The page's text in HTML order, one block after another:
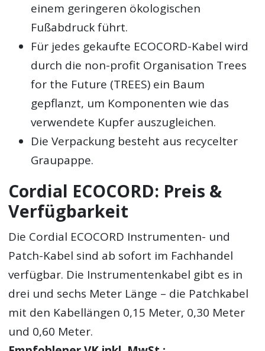
einem geringeren ökologischen
Fußabdruck führt.
Für jedes gekaufte ECOCORD-Kabel wird
durch die non-profit Organisation Trees
for the Future (TREES) ein Baum
gepflanzt, um Komponenten wie das
verwendete Kupfer auszugleichen.
Die Verpackung besteht aus recycelter
Graupappe.
Cordial ECOCORD: Preis &
Verfügbarkeit
Die Cordial ECOCORD Instrumenten- und
Patch-Kabel sind ab sofort im Fachhandel
verfügbar. Die Instrumentenkabel gibt es in
drei und sechs Meter Länge – die Patchkabel
mit den Kabellängen 0,15 Meter, 0,30 Meter
und 0,60 Meter.